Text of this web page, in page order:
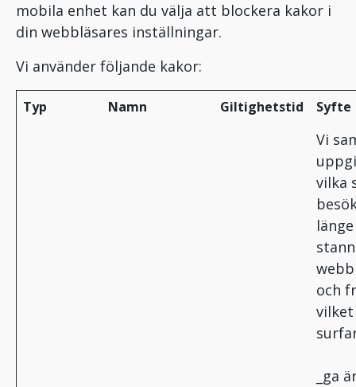
mobila enhet kan du välja att blockera kakor i
din webbläsares inställningar.
Vi använder följande kakor:
Typ Namn Giltighetstid Syfte
Vi
vilka
och
_ga